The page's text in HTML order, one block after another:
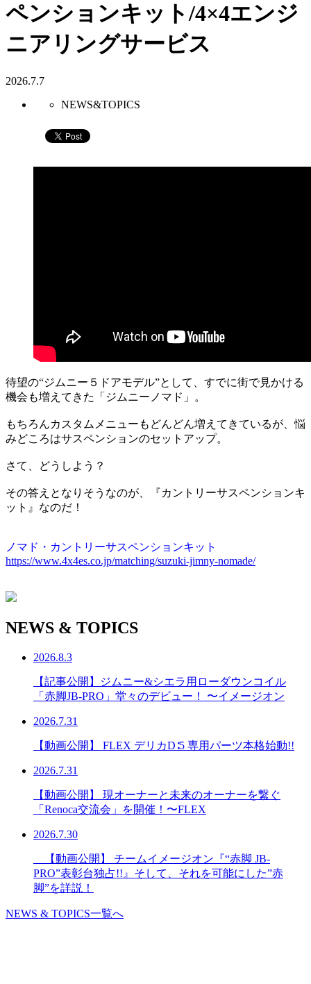
ペンションキット/4×4エンジ
ニアリングサービス
2026.7.7
NEWS&TOPICS
待望の“ジムニー５ドアモデル”として、すでに街で見かける
機会も増えてきた「ジムニーノマド」。
もちろんカスタムメニューもどんどん増えてきているが、悩
みどころはサスペンションのセットアップ。
さて、どうしよう？
その答えとなりそうなのが、『カントリーサスペンションキ
ット』なのだ！
ノマド・カントリーサスペンションキット
https://www.4x4es.co.jp/matching/suzuki-jimny-nomade/
NEWS & TOPICS
2026.8.3
【記事公開】ジムニー&シエラ用ローダウンコイル
「赤脚JB-PRO」堂々のデビュー！ 〜イメージオン
2026.7.31
【動画公開】 FLEX デリカD∶5 専用パーツ本格始動!!
2026.7.31
【動画公開】 現オーナーと未来のオーナーを繋ぐ
「Renoca交流会」を開催！〜FLEX
2026.7.30
【動画公開】 チームイメージオン『“赤脚 JB-
PRO”表彰台独占!!』そして、それを可能にした”赤
脚”を詳説！
NEWS & TOPICS一覧へ